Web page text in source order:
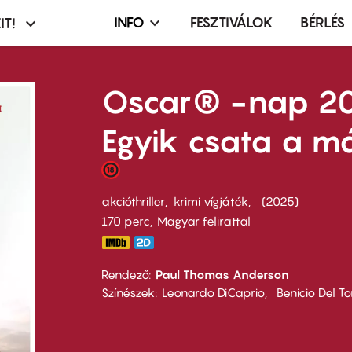
Infó,
terembérlés
menü
INFO FESZTIVÁLOK BÉRLÉS
Oscar® -nap
Egyik csata a
akcióthriller krimi vígjáték
2025
170 perc,
Magyar felirattal
Rendező Paul Thomas Anderson
Színészek
Leonardo DiCaprio Benicio Del